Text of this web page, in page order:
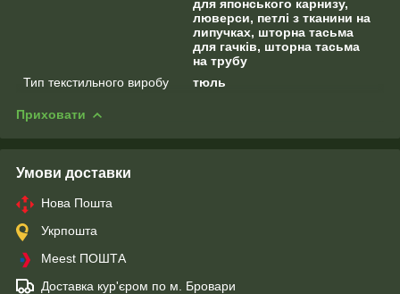
для японського карнизу,
люверси, петлі з тканини на
липучках, шторна тасьма
для гачків, шторна тасьма
на трубу
Тип текстильного виробу
тюль
Приховати
Умови доставки
Нова Пошта
Укрпошта
Meest ПОШТА
Доставка кур'єром по м. Бровари